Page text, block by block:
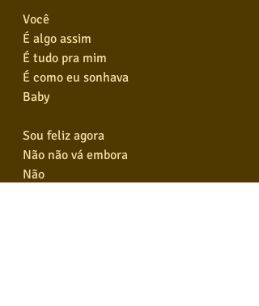
Você
É algo assim
É tudo pra mim
É como eu sonhava
Baby
Sou feliz agora
Não não vá embora
Não